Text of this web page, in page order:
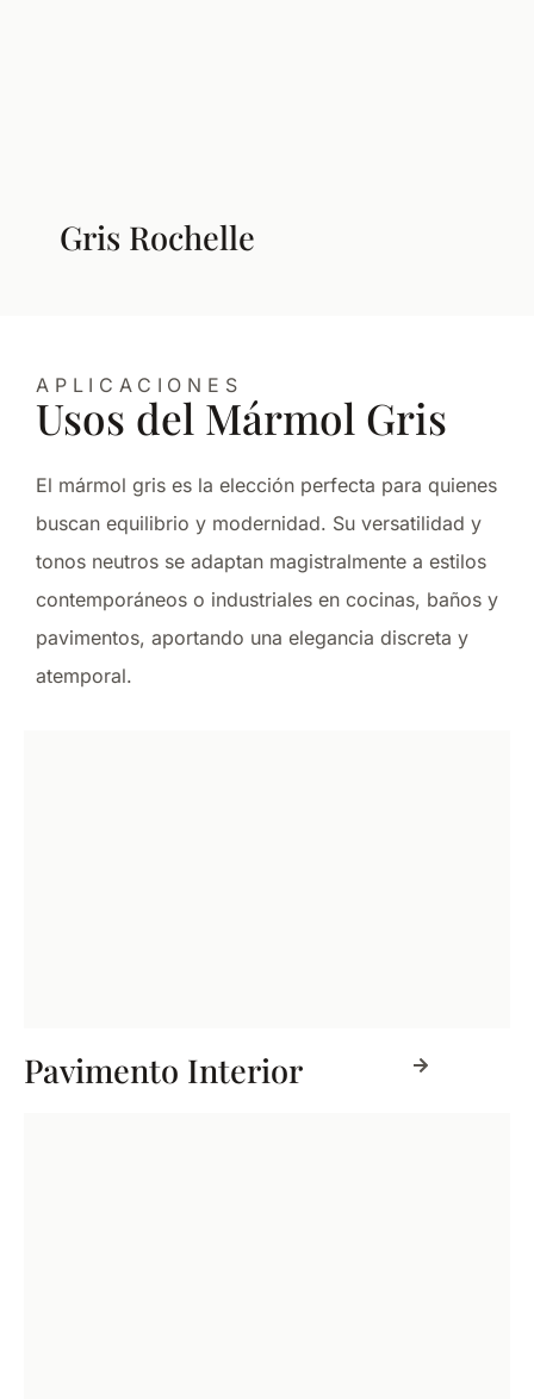
Gris Rochelle
APLICACIONES
Usos del Mármol Gris
El mármol gris es la elección perfecta para quienes
buscan equilibrio y modernidad. Su versatilidad y
tonos neutros se adaptan magistralmente a estilos
contemporáneos o industriales en cocinas, baños y
pavimentos, aportando una elegancia discreta y
atemporal.
Pavimento Interior